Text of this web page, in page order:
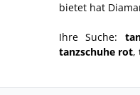
bietet hat
Ihre Suche:
tanzschuhe rot,